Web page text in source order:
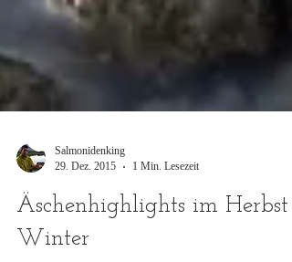
29. Dez. 2015
1 Min. Lesezeit
Äschenhighlights im Herbst /